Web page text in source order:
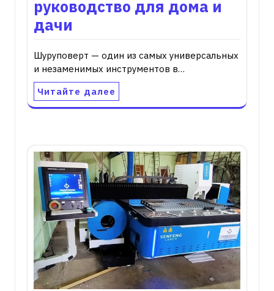
руководство для дома и
дачи
Шуруповерт — один из самых универсальных
и незаменимых инструментов в…
Читайте далее